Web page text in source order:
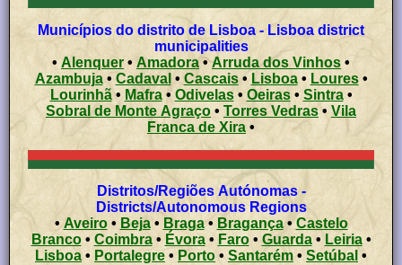
Municípios do distrito de Lisboa - Lisboa district
municipalities
• Alenquer • Amadora•Arruda dos Vinhos •
Azambuja• Cadaval • Cascais• Lisboa• Loures•
Lourinhã• Mafra•Odivelas• Oeiras• Sintra•
Sobral de Monte Agraço • Torres Vedras• Vila
Franca de Xira •
Distritos/Regiões Autónomas -
Districts/Autonomous Regions
• Aveiro• Beja• Braga• Bragança•Castelo
Branco• Coimbra• Évora• Faro• Guarda• Leiria•
Lisboa • Portalegre • Porto • Santarém • Setúbal •